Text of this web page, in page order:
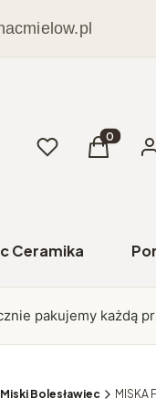
UlubioneProdukty
Koszyk
Ceramika
pakujemy każdą
Miski Bolesławiec MISKA